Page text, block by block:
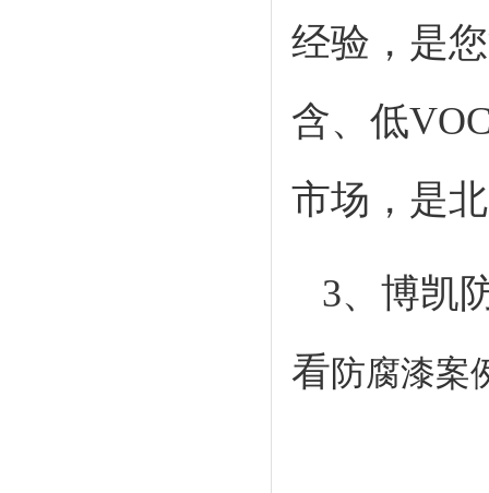
经验，是
含、低
市场，是
3、博凯
看防腐漆案